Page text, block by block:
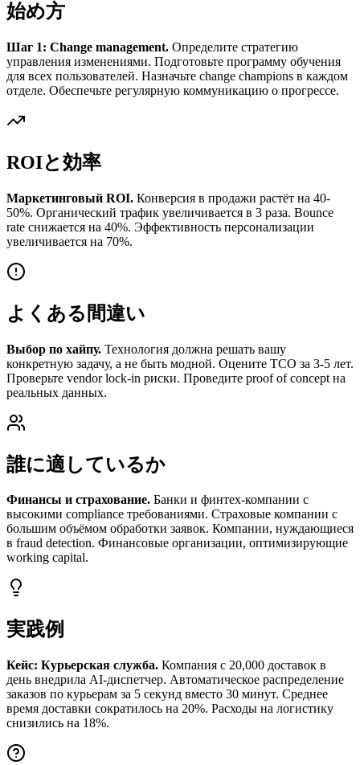
始め方
Шаг 1: Change management. Определите стратегию
управления изменениями. Подготовьте программу обучения
для всех пользователей. Назначьте change champions в каждом
отделе. Обеспечьте регулярную коммуникацию о прогрессе.
ROIと効率
Маркетинговый ROI. Конверсия в продажи растёт на 40-
50%. Органический трафик увеличивается в 3 раза. Bounce
rate снижается на 40%. Эффективность персонализации
увеличивается на 70%.
よくある間違い
Выбор по хайпу. Технология должна решать вашу
конкретную задачу, а не быть модной. Оцените TCO за 3-5 лет.
Проверьте vendor lock-in риски. Проведите proof of concept на
реальных данных.
誰に適しているか
Финансы и страхование. Банки и финтех-компании с
высокими compliance требованиями. Страховые компании с
большим объёмом обработки заявок. Компании, нуждающиеся
в fraud detection. Финансовые организации, оптимизирующие
working capital.
実践例
Кейс: Курьерская служба. Компания с 20,000 доставок в
день внедрила AI-диспетчер. Автоматическое распределение
заказов по курьерам за 5 секунд вместо 30 минут. Среднее
время доставки сократилось на 20%. Расходы на логистику
снизились на 18%.